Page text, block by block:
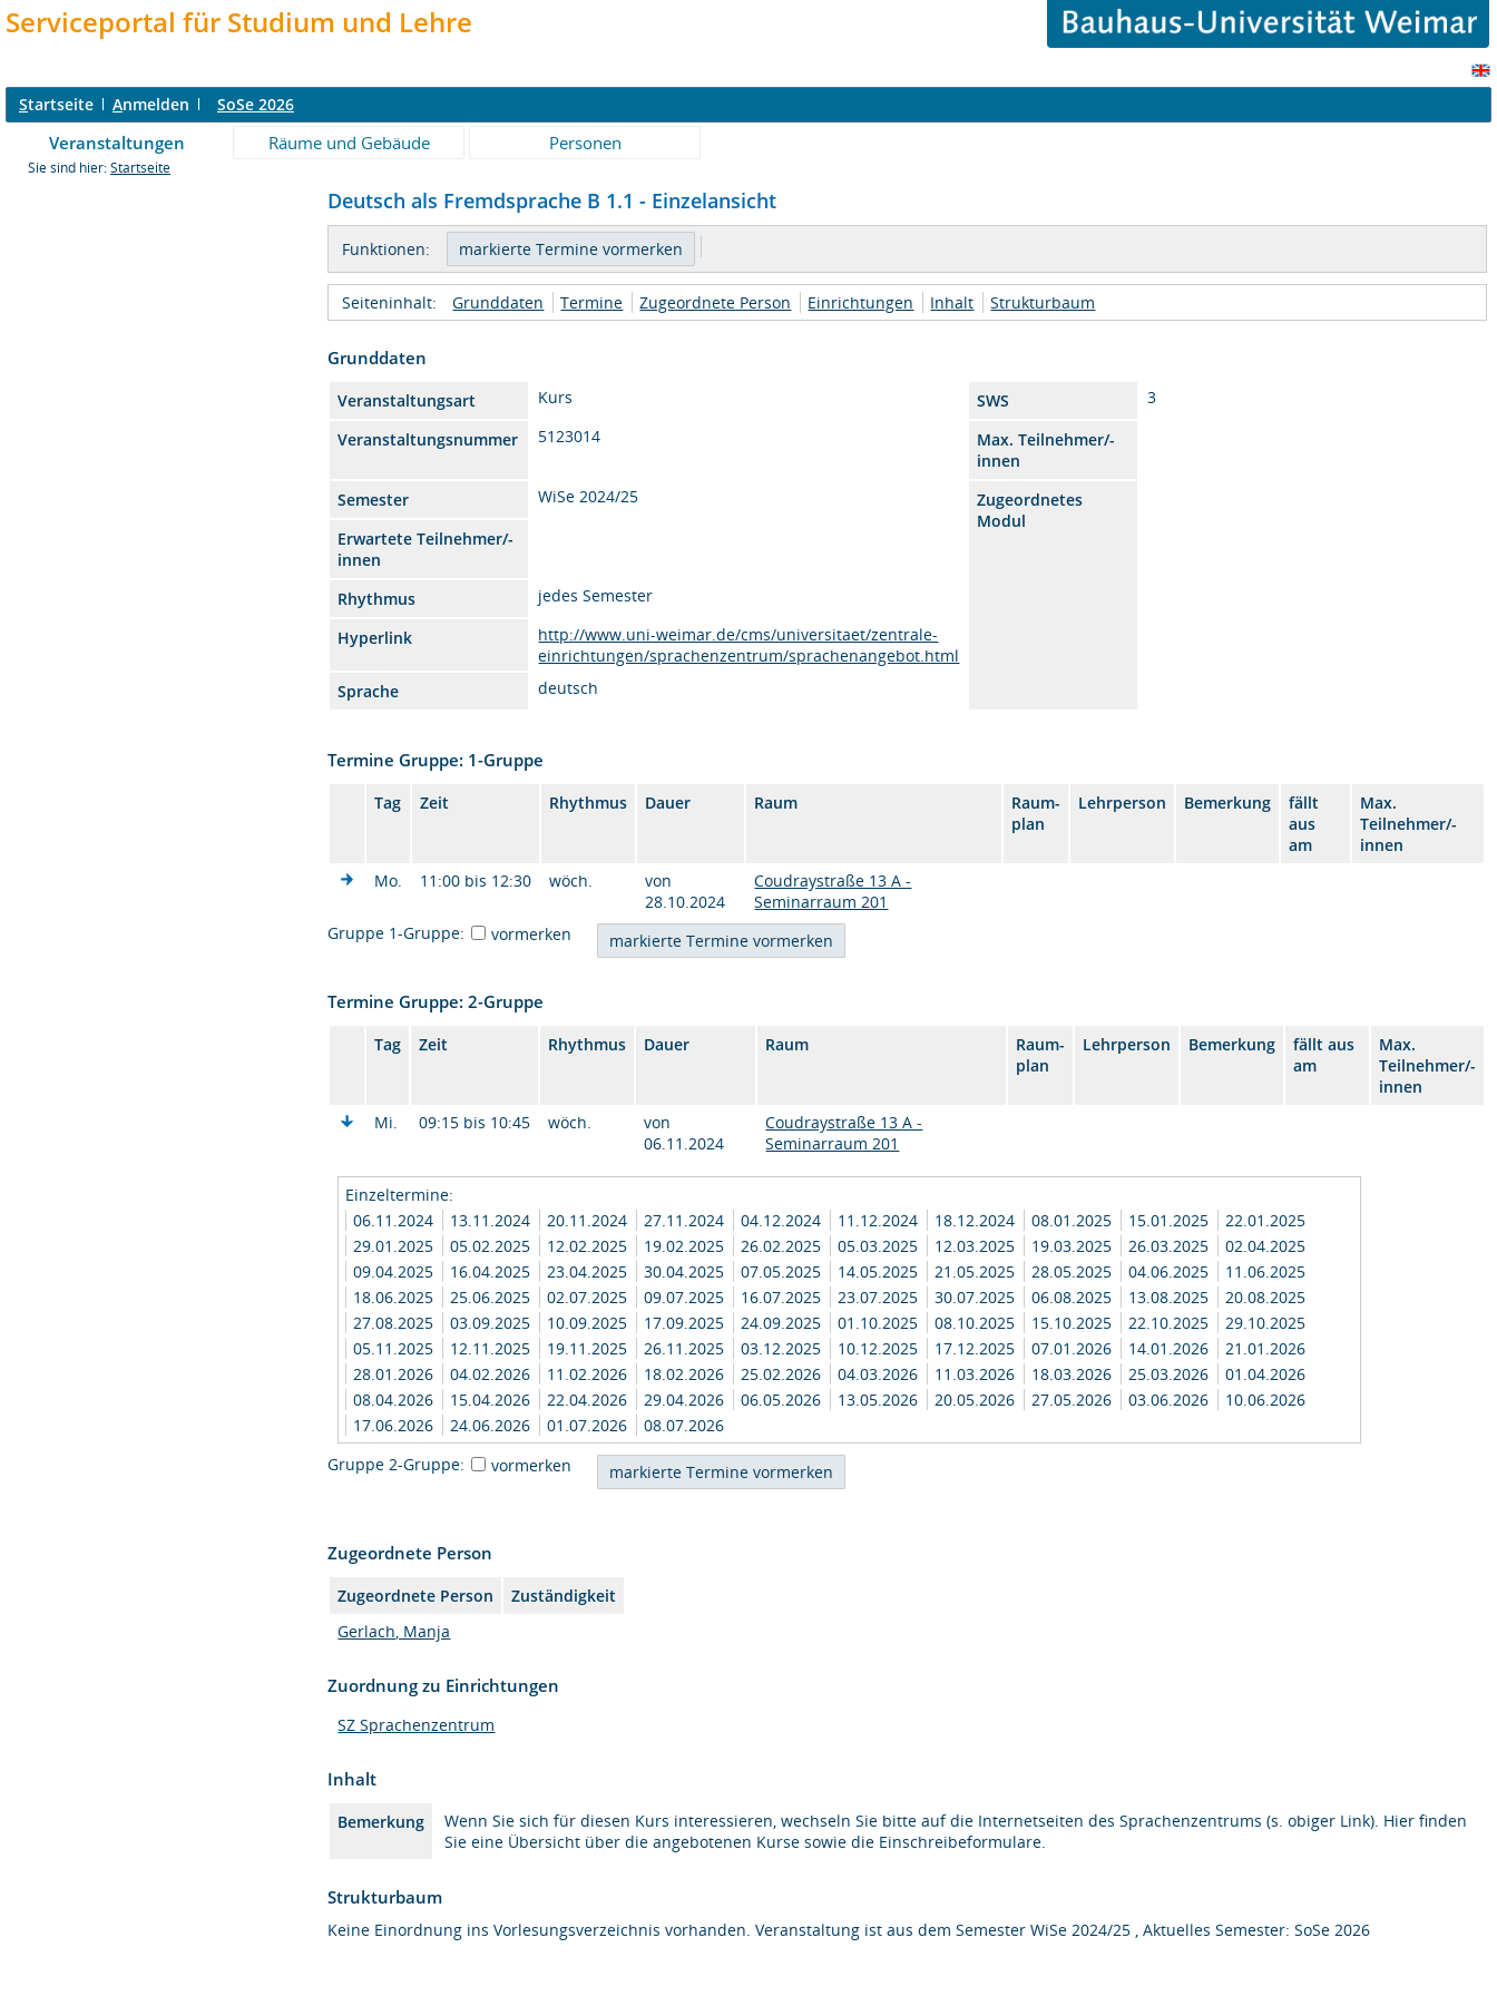
Serviceportal für Studium und Lehre
Startseite Anmelden SoSe 2026
Veranstaltungen Räume und Gebäude Personen
Sie sind hier: Startseite
Deutsch als Fremdsprache B 1.1 - Einzelansicht
Funktionen:
Seiteninhalt: Grunddaten Termine Zugeordnete Person Einrichtungen Inhalt Strukturbaum
Grunddaten
Veranstaltungsart Kurs SWS
3
Veranstaltungsnummer
5123014
Max. Teilnehmer/-
innen
Semester
WiSe 2024/25
Zugeordnetes
Modul
Erwartete Teilnehmer/-
innen
Rhythmus
jedes Semester
Hyperlink
http://www.uni-weimar.de/cms/universitaet/zentrale-
einrichtungen/sprachenzentrum/sprachenangebot.html
Sprache
deutsch
Termine Gruppe: 1-Gruppe
Tag Zeit Rhythmus Dauer Raum
Raum-
plan
Lehrperson Bemerkung
fällt
aus
am
Max.
Teilnehmer/-
innen
Mo.
11:00 bis 12:30 wöch.
von
28.10.2024
Coudraystraße 13 A -
Seminarraum 201
Gruppe 1-Gruppe:
vormerken
Termine Gruppe: 2-Gruppe
Tag Zeit Rhythmus Dauer Raum
Raum-
plan
Lehrperson Bemerkung
fällt aus
am
Max.
Teilnehmer/-
innen
Mi.
09:15 bis 10:45 wöch.
von
06.11.2024
Coudraystraße 13 A -
Seminarraum 201
Einzeltermine:
06.11.2024
13.11.2024 20.11.2024 27.11.2024 04.12.2024 11.12.2024 18.12.2024 08.01.2025 15.01.2025
22.01.2025
29.01.2025
05.02.2025 12.02.2025 19.02.2025 26.02.2025 05.03.2025 12.03.2025 19.03.2025 26.03.2025
02.04.2025
09.04.2025
16.04.2025 23.04.2025 30.04.2025 07.05.2025 14.05.2025 21.05.2025 28.05.2025 04.06.2025
11.06.2025
18.06.2025
25.06.2025 02.07.2025 09.07.2025 16.07.2025 23.07.2025 30.07.2025 06.08.2025 13.08.2025
20.08.2025
27.08.2025
03.09.2025 10.09.2025 17.09.2025 24.09.2025 01.10.2025 08.10.2025 15.10.2025 22.10.2025
29.10.2025
05.11.2025
12.11.2025 19.11.2025 26.11.2025 03.12.2025 10.12.2025 17.12.2025 07.01.2026 14.01.2026
21.01.2026
28.01.2026
04.02.2026 11.02.2026 18.02.2026 25.02.2026 04.03.2026 11.03.2026 18.03.2026 25.03.2026
01.04.2026
08.04.2026
15.04.2026 22.04.2026 29.04.2026 06.05.2026 13.05.2026 20.05.2026 27.05.2026 03.06.2026
10.06.2026
17.06.2026
24.06.2026 01.07.2026
08.07.2026
Gruppe 2-Gruppe:
vormerken
Zugeordnete Person
Zugeordnete Person
Zuständigkeit
Gerlach, Manja
Zuordnung zu Einrichtungen
SZ Sprachenzentrum
Inhalt
Bemerkung
Wenn Sie sich für diesen Kurs interessieren, wechseln Sie bitte auf die Internetseiten des Sprachenzentrums (s. obiger Link). Hier finden
Sie eine Übersicht über die angebotenen Kurse sowie die Einschreibeformulare.
Strukturbaum
Keine Einordnung ins Vorlesungsverzeichnis vorhanden. Veranstaltung ist aus dem Semester WiSe 2024/25 , Aktuelles Semester: SoSe 2026